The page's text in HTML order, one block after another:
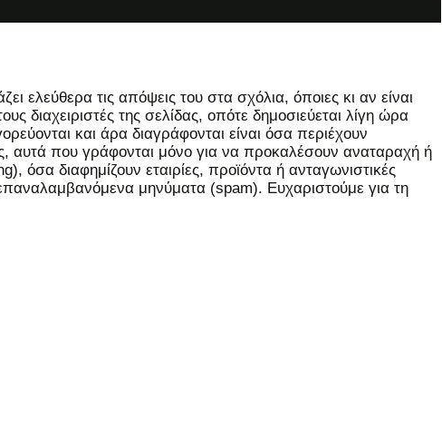
ελεύθερα τις απόψεις του στα σχόλια, όποιες κι αν είναι
διαχειριστές της σελίδας, οπότε δημοσιεύεται λίγη ώρα
και άρα διαγράφονται είναι όσα περιέχουν
αυτά που γράφονται μόνο για να προκαλέσουν αναταραχή ή
διαφημίζουν εταιρίες, προϊόντα ή ανταγωνιστικές
μηνύματα (spam). Ευχαριστούμε για τη